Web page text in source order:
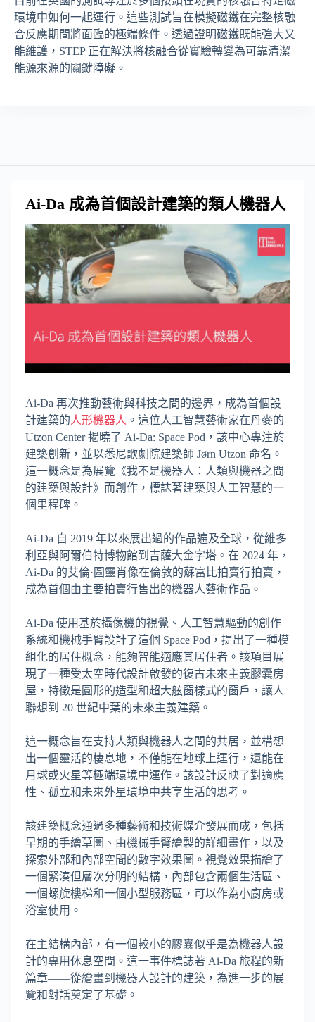
環境中如何一起運行。這些測試旨在模擬磁鐵在完整核融
合反應期間將面臨的極端條件。透過證明磁鐵既能強大又
能維護，STEP 正在解決將核融合從實驗轉變為可靠清潔
能源來源的關鍵障礙。
Ai-Da 成為首個設計建築的類人機器人
Ai-Da 再次推動藝術與科技之間的邊界，成為首個設
計建築的人形機器人 。這位人工智慧藝術家在丹麥的
Utzon Center 揭曉了 Ai-Da: Space Pod，該中心專注於
建築創新，並以悉尼歌劇院建築師 Jørn Utzon 命名。
這一概念是為展覽《我不是機器人：人類與機器之間
的建築與設計》而創作，標誌著建築與人工智慧的一
個里程碑。
Ai-Da 自 2019 年以來展出過的作品遍及全球，從維多
利亞與阿爾伯特博物館到吉薩大金字塔。在 2024 年，
Ai-Da 的艾倫·圖靈肖像在倫敦的蘇富比拍賣行拍賣，
成為首個由主要拍賣行售出的機器人藝術作品。
Ai-Da 使用基於攝像機的視覺、人工智慧驅動的創作
系統和機械手臂設計了這個 Space Pod，提出了一種模
組化的居住概念，能夠智能適應其居住者。該項目展
現了一種受太空時代設計啟發的復古未來主義膠囊房
屋，特徵是圓形的造型和超大舷窗樣式的窗戶，讓人
聯想到 20 世紀中葉的未來主義建築。
這一概念旨在支持人類與機器人之間的共居，並構想
出一個靈活的棲息地，不僅能在地球上運行，還能在
月球或火星等極端環境中運作。該設計反映了對適應
性、孤立和未來外星環境中共享生活的思考。
該建築概念通過多種藝術和技術媒介發展而成，包括
早期的手繪草圖、由機械手臂繪製的詳細畫作，以及
探索外部和內部空間的數字效果圖。視覺效果描繪了
一個緊湊但層次分明的結構，內部包含兩個生活區、
一個螺旋樓梯和一個小型服務區，可以作為小廚房或
浴室使用。
在主結構內部，有一個較小的膠囊似乎是為機器人設
計的專用休息空間。這一事件標誌著 Ai-Da 旅程的新
篇章——從繪畫到機器人設計的建築，為進一步的展
覽和對話奠定了基礎。